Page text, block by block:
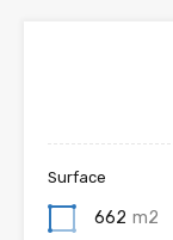
Surface
662 m2